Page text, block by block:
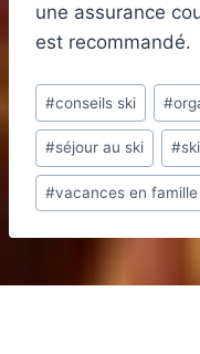
une assurance
est recommandé.
Étiquettes
de
la
publication :
#conseils ski #
#séjour au ski #
#vacances en famille